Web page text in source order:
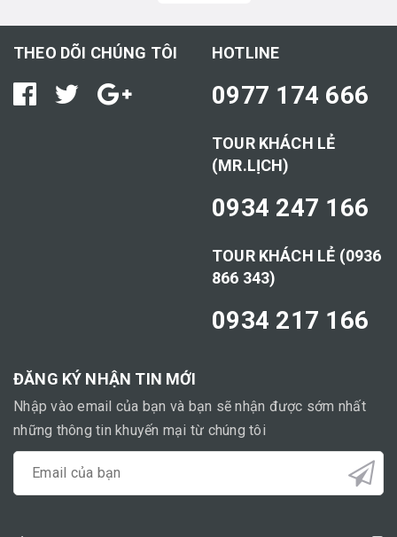
THEO DÕI CHÚNG TÔI HOTLINE
0977 174 666
TOUR KHÁCH LẺ
(MR.LỊCH)
0934 247 166
TOUR KHÁCH LẺ (0936
866 343)
0934 217 166
ĐĂNG KÝ NHẬN TIN MỚI
Nhập vào email của bạn và bạn sẽ nhận được sớm nhất
những thông tin khuyến mại từ chúng tôi